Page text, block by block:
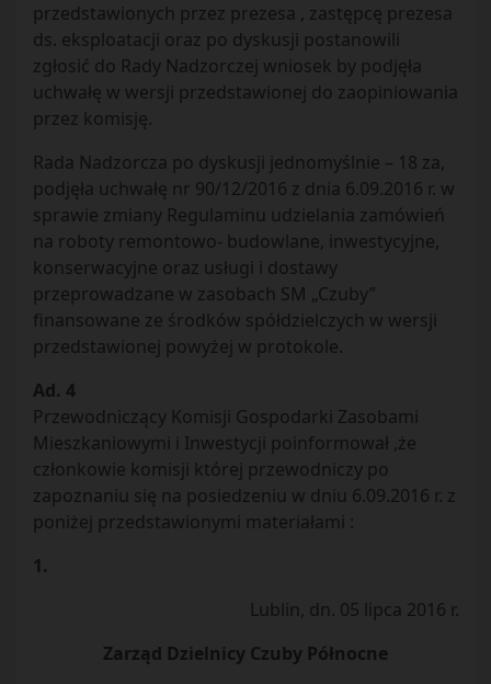
przedstawionych przez prezesa , zastępcę prezesa
ds. eksploatacji oraz po dyskusji postanowili
zgłosić do Rady Nadzorczej wniosek by podjęła
uchwałę w wersji przedstawionej do zaopiniowania
przez komisję.
Rada Nadzorcza po dyskusji jednomyślnie – 18 za,
podjęła uchwałę nr 90/12/2016 z dnia 6.09.2016 r. w
sprawie zmiany Regulaminu udzielania zamówień
na roboty remontowo- budowlane, inwestycyjne,
konserwacyjne oraz usługi i dostawy
przeprowadzane w zasobach SM „Czuby”
finansowane ze środków spółdzielczych w wersji
przedstawionej powyżej w protokole.
Ad. 4
Przewodniczący Komisji Gospodarki Zasobami
Mieszkaniowymi i Inwestycji poinformował ,że
członkowie komisji której przewodniczy po
zapoznaniu się na posiedzeniu w dniu 6.09.2016 r. z
poniżej przedstawionymi materiałami :
1.
Lublin, dn. 05 lipca 2016 r.
Zarząd Dzielnicy Czuby Północne